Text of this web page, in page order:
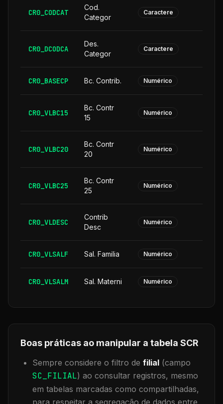
CR0_CODCAT
Cod.
Categor
Caractere
CR0_DCODCA
Des.
Categor
Caractere
CR0_BASECP Bc. Contrib. Numérico
CR0_VLBC15
Bc. Contr
15
Numérico
CR0_VLBC20
Bc. Contr
20
Numérico
CR0_VLBC25
Bc. Contr
25
Numérico
CR0_VLDESC
Contrib
Desc
Numérico
CR0_VLSALF Sal. Familia Numérico
CR0_VLSALM Sal. Materni Numérico
Boas práticas ao manipular a tabela SCR
Sempre considere o filtro de filial (campo
SC_FILIAL) ao consultar registros, mesmo
em tabelas marcadas como compartilhadas,
para respeitar a segregação de dados entre